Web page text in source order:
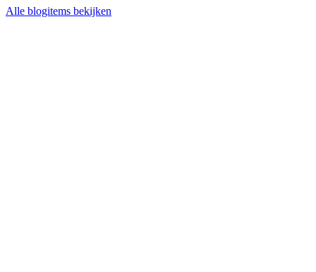
Alle blogitems bekijken